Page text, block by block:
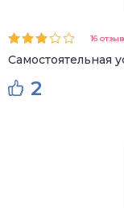
16
Самостоятельная
2